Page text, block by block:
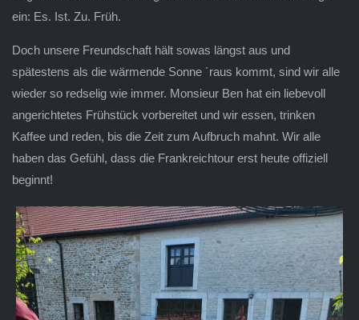
ein: Es. Ist. Zu. Früh.
Doch unsere Freundschaft hält sowas längst aus und
spätestens als die wärmende Sonne ´raus kommt, sind wir alle
wieder so redselig wie immer. Monsieur Ben hat ein liebevoll
angerichtetes Frühstück vorbereitet und wir essen, trinken
Kaffee und reden, bis die Zeit zum Aufbruch mahnt. Wir alle
haben das Gefühl, dass die Frankreichtour erst heute offiziell
beginnt!